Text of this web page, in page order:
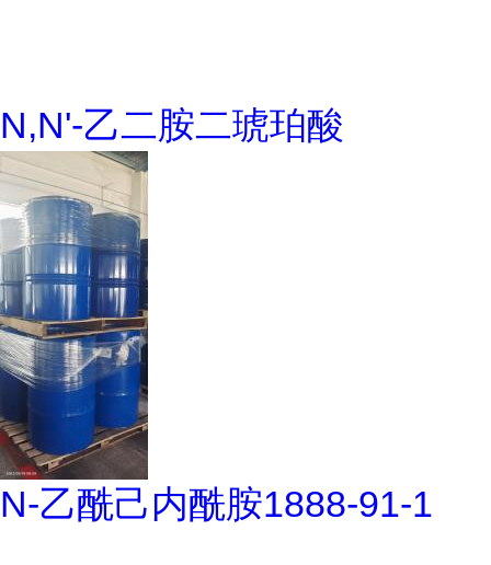
N,N'-乙二胺二琥珀酸
N-乙酰己内酰胺1888-91-1